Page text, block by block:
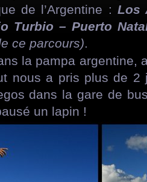
de l’Argentine : Los
Turbio – Puerto
ce parcours).
la pampa argentine,
nous a pris plus de 2
dans la gare de
un lapin !